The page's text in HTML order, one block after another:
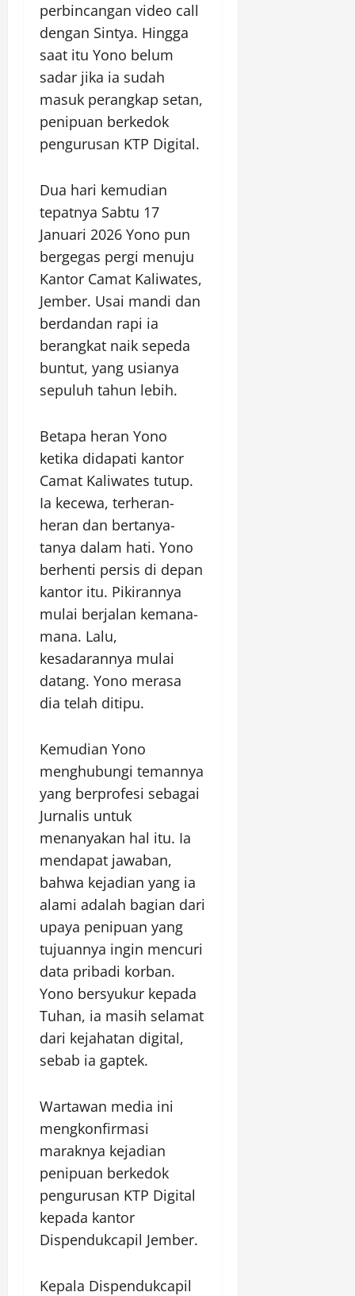
perbincangan video call
dengan Sintya. Hingga
saat itu Yono belum
sadar jika ia sudah
masuk perangkap setan,
penipuan berkedok
pengurusan KTP Digital.
Dua hari kemudian
tepatnya Sabtu 17
Januari 2026 Yono pun
bergegas pergi menuju
Kantor Camat Kaliwates,
Jember. Usai mandi dan
berdandan rapi ia
berangkat naik sepeda
buntut, yang usianya
sepuluh tahun lebih.
Betapa heran Yono
ketika didapati kantor
Camat Kaliwates tutup.
Ia kecewa, terheran-
heran dan bertanya-
tanya dalam hati. Yono
berhenti persis di depan
kantor itu. Pikirannya
mulai berjalan kemana-
mana. Lalu,
kesadarannya mulai
datang. Yono merasa
dia telah ditipu.
Kemudian Yono
menghubungi temannya
yang berprofesi sebagai
Jurnalis untuk
menanyakan hal itu. Ia
mendapat jawaban,
bahwa kejadian yang ia
alami adalah bagian dari
upaya penipuan yang
tujuannya ingin mencuri
data pribadi korban.
Yono bersyukur kepada
Tuhan, ia masih selamat
dari kejahatan digital,
sebab ia gaptek.
Wartawan media ini
mengkonfirmasi
maraknya kejadian
penipuan berkedok
pengurusan KTP Digital
kepada kantor
Dispendukcapil Jember.
Kepala Dispendukcapil